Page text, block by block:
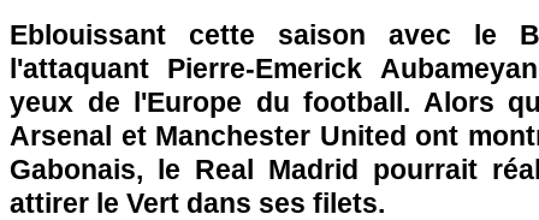
Eblouissant cette saison avec le
l'attaquant Pierre-Emerick
yeux de l'Europe du football. Alors
Arsenal et Manchester United ont
Gabonais, le Real Madrid pourrait
attirer le Vert dans ses filets.